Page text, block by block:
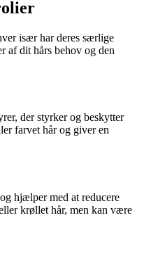
især har deres særlige
af dit hårs behov og den
der styrker og beskytter
farvet hår og giver en
hjælper med at reducere
krøllet hår, men kan være